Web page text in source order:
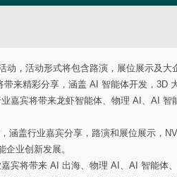
，活动形式将包含路演，展位展示及大
来精彩分享，涵盖 AI 智能体开发，3D
嘉宾将带来龙虾智能体、物理 AI、AI
涵盖行业嘉宾分享，路演和展位展示，
业创新发展。
宾将带来 AI 出海、物理 AI、AI 智能体